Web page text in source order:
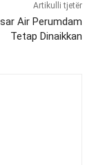
Artikulli tjetër
Air Perumdam
Tetap Dinaikkan